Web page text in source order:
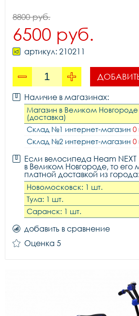
8800 руб.
6500 руб.
артикул: 210211
Наличие в магазинах:
Магазин в Великом
(доставка)
Склад №1 интернет-магазин 0
Склад №2 интернет-магазин 0
Если велосипеда Heam NEXT
в Великом Новгороде, то его
платной доставкой из
Новомосковск: 1 шт.
Тула: 1 шт.
Саранск: 1 шт.
добавить в сравнение
Оценка 5